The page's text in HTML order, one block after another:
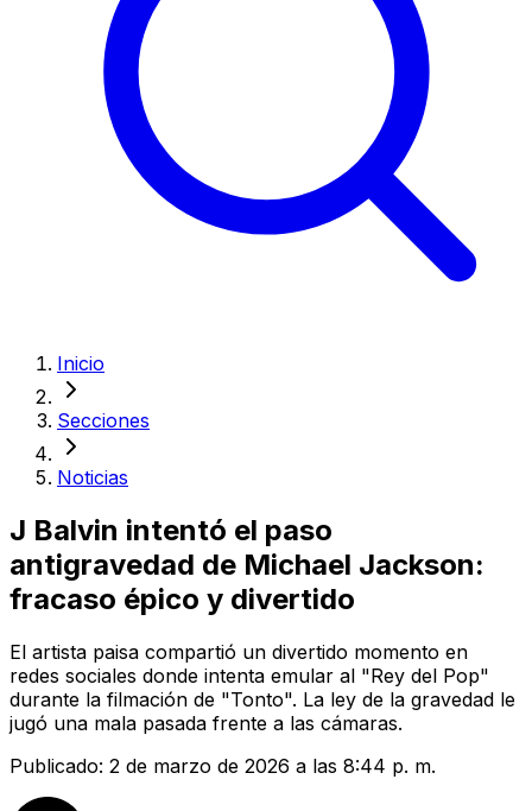
Inicio
Secciones
Noticias
J Balvin intentó el paso
antigravedad de Michael Jackson:
fracaso épico y divertido
El artista paisa compartió un divertido momento en
redes sociales donde intenta emular al "Rey del Pop"
durante la filmación de "Tonto". La ley de la gravedad le
jugó una mala pasada frente a las cámaras.
Publicado: 2 de marzo de 2026 a las 8:44 p. m.